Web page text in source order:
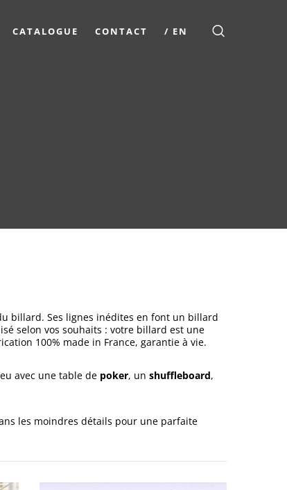
CATALOGUE CONTACT / EN
billard. Ses lignes inédites en font un billard
selon vos souhaits : votre billard est une
100% made in France, garantie à vie.
avec une table de poker, un shuffleboard,
les moindres détails pour une parfaite